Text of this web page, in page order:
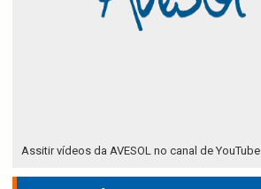
Assitir vídeos da AVESOL no canal de YouTube